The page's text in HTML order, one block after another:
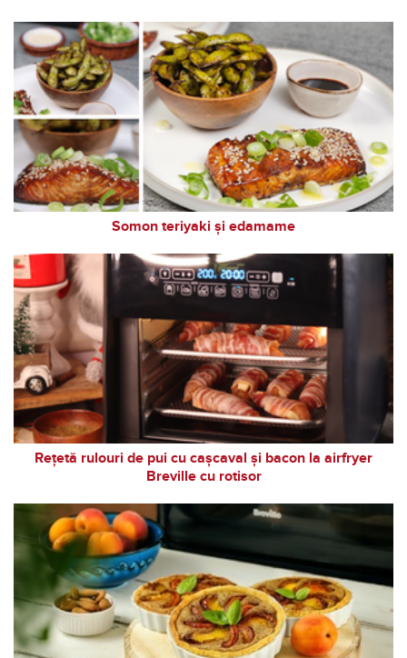
Somon teriyaki și edamame
Rețetă rulouri de pui cu cașcaval și bacon la airfryer
Breville cu rotisor